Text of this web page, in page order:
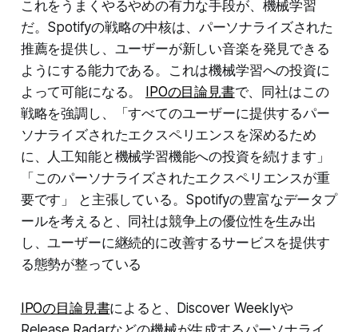
これをうまくやるやめの有力な手段が、機械学習
だ。Spotifyの戦略の中核は、パーソナライズされた
推薦を提供し、ユーザーが新しい音楽を発見できる
ようにする能力である。これは機械学習への投資に
よって可能になる。 IPOの目論見書で、同社はこの
戦略を強調し、「すべてのユーザーに提供するパー
ソナライズされたエクスペリエンスを深めるため
に、人工知能と機械学習機能への投資を続けます」
「このパーソナライズされたエクスペリエンスが重
要です」 と主張している。Spotifyの豊富なデータプ
ールを考えると、同社は競争上の優位性を生み出
し、ユーザーに継続的に改善するサービスを提供す
る態勢が整っている
IPOの目論見書によると、Discover Weeklyや